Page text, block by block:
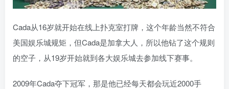
Cada从16岁就开始在线上扑克室打牌，这个年龄当然不符合
美国娱乐城规矩，但Cada是加拿大人，所以他钻了这个规则
的空子，从19岁开始就到各大娱乐城去参加线下赛事。
2009年Cada夺下冠军，那是他已经每天都会玩近2000手